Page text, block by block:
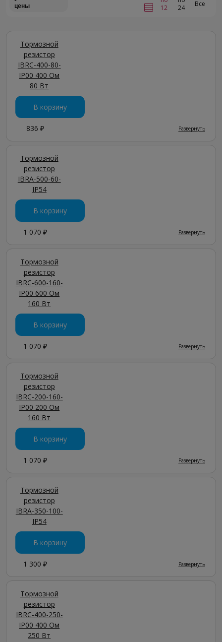
цены
12
24
Все
Тормозной
резистор
IBRC-400-80-
IP00 400 Ом
80 Вт
В корзину
836 ₽ Развернуть
Тормозной
резистор
IBRA-500-60-
IP54
В корзину
1 070 ₽ Развернуть
Тормозной
резистор
IBRC-600-160-
IP00 600 Ом
160 Вт
В корзину
1 070 ₽ Развернуть
Тормозной
резистор
IBRC-200-160-
IP00 200 Ом
160 Вт
В корзину
1 070 ₽ Развернуть
Тормозной
резистор
IBRA-350-100-
IP54
В корзину
1 300 ₽ Развернуть
Тормозной
резистор
IBRC-400-250-
IP00 400 Ом
250 Вт